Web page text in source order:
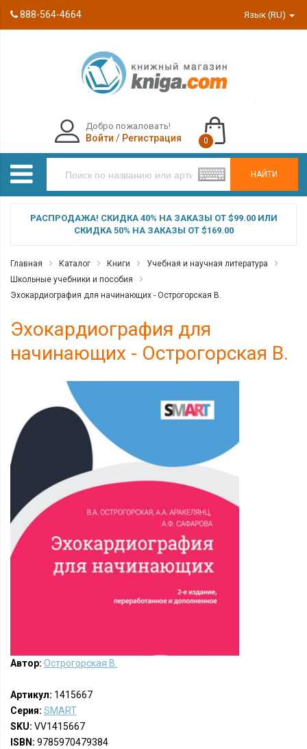
888-564-4664 Язык (RU)
НАЙТИ
Добро пожаловать!
Войти / Регистрация 0
РАСПРОДАЖА! СКИДКА 40% НА ЗАКАЗЫ ОТ $99.00 ИЛИ
СКИДКА 50% НА ЗАКАЗЫ ОТ $169.00
Главная Каталог Книги
Учебная и научная литература
Школьные учебники и пособия
Эхокардиография для начинающих - Острогорская В.
Эхокардиография для
начинающих - Острогорская В.
Автор: Острогорская В.
Артикул: 1415667
Серия: SMART
SKU: VV1415667
ISBN: 9785970479384